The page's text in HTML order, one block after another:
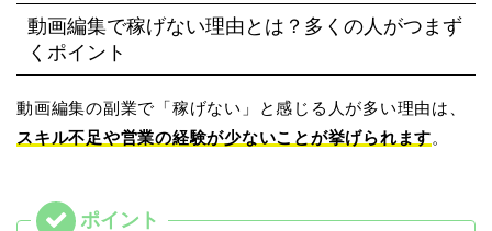
動画編集で稼げない理由とは？多くの人がつまず
くポイント
動画編集の副業で「稼げない」と感じる人が多い理由は、
スキル不足や営業の経験が少ないことが挙げられます。